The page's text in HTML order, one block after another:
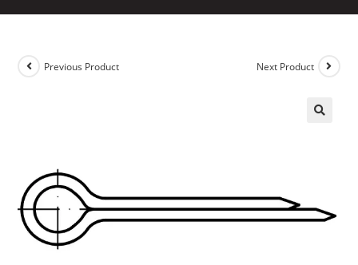
Previous Product Next Product